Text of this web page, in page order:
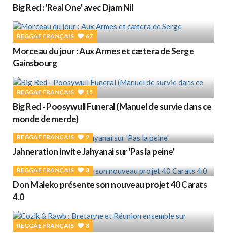
Big Red : 'Real One' avec Djam Nil
REGGAE FRANÇAIS 67
Morceau du jour : Aux Armes et cætera de Serge
Gainsbourg
REGGAE FRANÇAIS 15
Big Red - Poosywull Funeral (Manuel de survie dans ce
monde de merde)
REGGAE FRANÇAIS 2
Jahneration invite Jahyanai sur 'Pas la peine'
REGGAE FRANÇAIS 3
Don Maleko présente son nouveau projet 40 Carats
4.0
REGGAE FRANÇAIS 3